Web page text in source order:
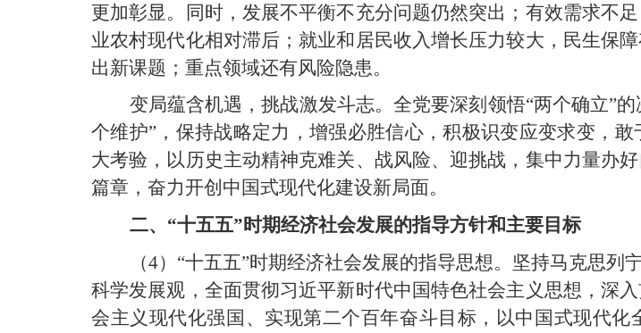
更加彰显。同时，发展不平衡不充分问题仍然突出；有效需求不
业农村现代化相对滞后；就业和居民收入增长压力较大，民生保
出新课题；重点领域还有风险隐患。
变局蕴含机遇，挑战激发斗志。全党要深刻领悟“两个确立”
个维护”，保持战略定力，增强必胜信心，积极识变应变求变，
大考验，以历史主动精神克难关、战风险、迎挑战，集中力量办
篇章，奋力开创中国式现代化建设新局面。
二、“十五五”时期经济社会发展的指导方针和主要目标
（4）“十五五”时期经济社会发展的指导思想。坚持马克思列
科学发展观，全面贯彻习近平新时代中国特色社会主义思想，深
会主义现代化强国、实现第二个百年奋斗目标，以中国式现代